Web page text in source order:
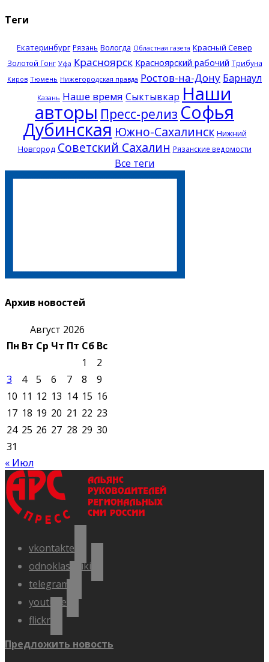
Теги
Екатеринбург Рязань Вологда Областная газета Красный Север
Золотой Гонг Уфа Красноярск Красноярский рабочий Трибуна
Киров Тюмень Нижегородская правда Ростов-на-Дону Барнаул
Казань Наше время Сыктывкар Наши
авторы Пресс-релиз Софья
Дубинская Южно-Сахалинск Нижний
Новгород Советский Сахалин Рязанские ведомости
Все теги
Архив новостей
Август 2026
Пн Вт Ср Чт Пт Сб Вс
1
2
3
4 5 6 7 8
9
10 11 12 13 14 15 16
17 18 19 20 21 22 23
24 25 26 27 28 29 30
31
« Июл
vkontakte
odnoklassniki
telegram
youtube
flickr
Предложить новость